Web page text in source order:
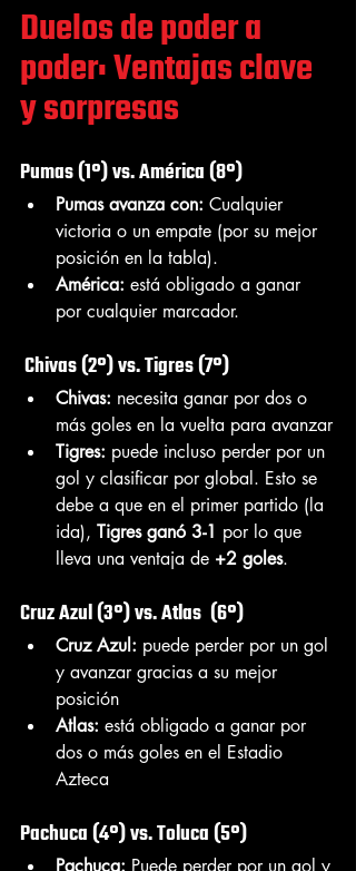
Duelos de poder a
poder: Ventajas clave
y sorpresas
Pumas (1°) vs. América (8°)
Pumas avanza con: Cualquier
victoria o un empate (por su mejor
posición en la tabla).
América: está obligado a ganar
por cualquier marcador.
Chivas (2°) vs. Tigres (7°)
Chivas: necesita ganar por dos o
más goles en la vuelta para avanzar
Tigres: puede incluso perder por un
gol y clasificar por global. Esto se
debe a que en el primer partido (la
ida), Tigres ganó 3-1 por lo que
lleva una ventaja de +2 goles.
Cruz Azul (3°) vs. Atlas  (6°)
Cruz Azul: puede perder por un gol
y avanzar gracias a su mejor
posición
Atlas: está obligado a ganar por
dos o más goles en el Estadio
Azteca
Pachuca (4°) vs. Toluca (5°)
Pachuca: Puede perder por un gol y